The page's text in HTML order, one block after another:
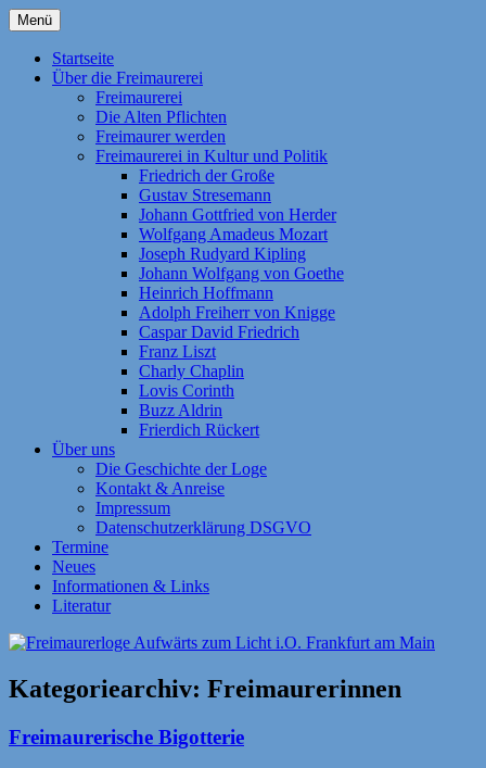
Zum
Inhalt
springen
Freimaurerloge Aufwärts zum
Licht i.O. Frankfurt am Main
zum Licht" e. V. Nr. 741 im Orient
Frankfurt am Main. Eine Tochterloge der
Großen National-Mutterloge "Zu den drei
Weltkugeln". Themen: Freimaurerei | Die
Geschichte der Loge | Freimaurer werden
| Fragen und Antworten | Die Alten
Pflichten | Kontakt | Anreise | Als Kind der
Aufklärung strebt die Freimaurerei noch
heute nach den Idealen „Freiheit,
Gleichheit, Brüderlichkeit, Toleranz und
Humanität“!
Menü
Startseite
Über die Freimaurerei
Freimaurerei
Die Alten Pflichten
Freimaurer werden
Freimaurerei in Kultur und Politik
Friedrich der Große
Gustav Stresemann
Johann Gottfried von Herder
Wolfgang Amadeus Mozart
Joseph Rudyard Kipling
Johann Wolfgang von Goethe
Heinrich Hoffmann
Adolph Freiherr von Knigge
Caspar David Friedrich
Franz Liszt
Charly Chaplin
Lovis Corinth
Buzz Aldrin
Frierdich Rückert
Über uns
Die Geschichte der Loge
Kontakt & Anreise
Impressum
Datenschutzerklärung DSGVO
Termine
Neues
Informationen & Links
Literatur
Kategoriearchiv: Freimaurerinnen
Freimaurerische Bigotterie